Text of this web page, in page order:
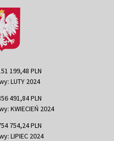
199,48 PLN
LUTY 2024
491,84 PLN
KWIECIEŃ 2024
754,24 PLN
LIPIEC 2024